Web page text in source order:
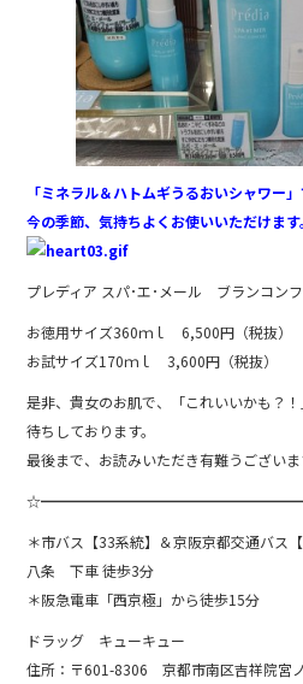
「ミネラル＆ハトムギうるおいシャワー
今の季節、気持ちよくお使いいただけます。
プレディア スパ･エ･メール ブランコン
お徳用サイズ360ｍｌ 6,500円（税抜）
お試サイズ170ｍｌ 3,600円（税抜）
是非、貴女のお肌で、「これいいかも？
待ちしております。
最後まで、お読みいただき有難うございま
＊市バス【33系統】＆京阪京都交通バ
八条 下車 徒歩3分
＊阪急電車「西京極」から徒歩15分
ドラッグ キューキュー
住所：〒601-8306 京都市南区吉祥院宮